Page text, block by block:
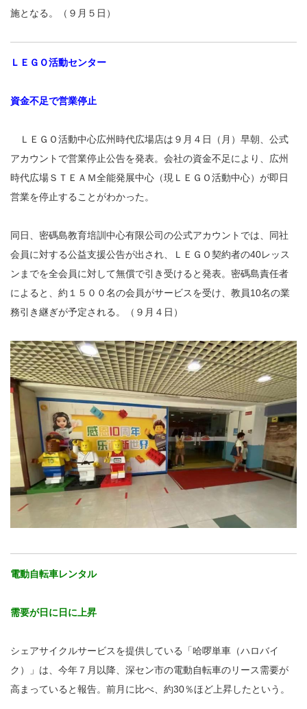
施となる。（９月５日）
ＬＥＧＯ活動センター
資金不足で営業停止
ＬＥＧＯ活動中心広州時代広場店は９月４日（月）早朝、公式
アカウントで営業停止公告を発表。会社の資金不足により、広州
時代広場ＳＴＥＡＭ全能発展中心（現ＬＥＧＯ活動中心）が即日
営業を停止することがわかった。
同日、密碼島教育培訓中心有限公司の公式アカウントでは、同社
会員に対する公益支援公告が出され、ＬＥＧＯ契約者の40レッス
ンまでを全会員に対して無償で引き受けると発表。密碼島責任者
によると、約１５００名の会員がサービスを受け、教員10名の業
務引き継ぎが予定される。（９月４日）
電動自転車レンタル
需要が日に日に上昇
シェアサイクルサービスを提供している「哈啰単車（ハロバイ
ク）」は、今年７月以降、深セン市の電動自転車のリース需要が
高まっていると報告。前月に比べ、約30％ほど上昇したという。